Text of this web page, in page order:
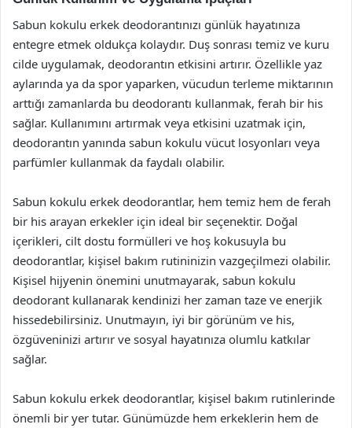
Sabun kokulu erkek deodorantınızı günlük hayatınıza
entegre etmek oldukça kolaydır. Duş sonrası temiz ve kuru
cilde uygulamak, deodorantın etkisini artırır. Özellikle yaz
aylarında ya da spor yaparken, vücudun terleme miktarının
arttığı zamanlarda bu deodorantı kullanmak, ferah bir his
sağlar. Kullanımını artırmak veya etkisini uzatmak için,
deodorantın yanında sabun kokulu vücut losyonları veya
parfümler kullanmak da faydalı olabilir.
Sabun kokulu erkek deodorantlar, hem temiz hem de ferah
bir his arayan erkekler için ideal bir seçenektir. Doğal
içerikleri, cilt dostu formülleri ve hoş kokusuyla bu
deodorantlar, kişisel bakım rutininizin vazgeçilmezi olabilir.
Kişisel hijyenin önemini unutmayarak, sabun kokulu
deodorant kullanarak kendinizi her zaman taze ve enerjik
hissedebilirsiniz. Unutmayın, iyi bir görünüm ve his,
özgüveninizi artırır ve sosyal hayatınıza olumlu katkılar
sağlar.
Sabun kokulu erkek deodorantlar, kişisel bakım rutinlerinde
önemli bir yer tutar. Günümüzde hem erkeklerin hem de